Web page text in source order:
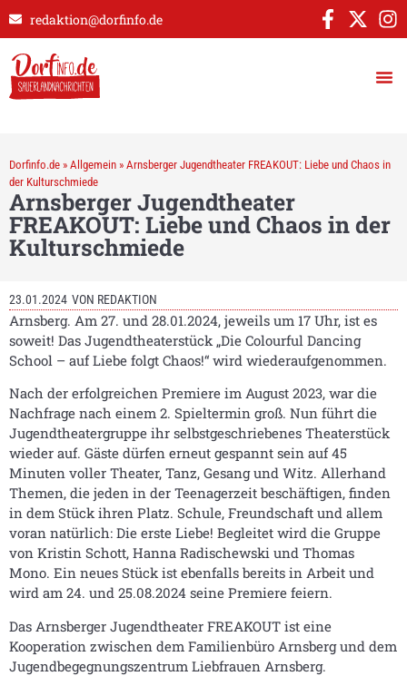
redaktion@dorfinfo.de
Dorfinfo.de » Allgemein » Arnsberger Jugendtheater FREAKOUT: Liebe und Chaos in
der Kulturschmiede
Arnsberger Jugendtheater
FREAKOUT: Liebe und Chaos in der
Kulturschmiede
23.01.2024 VON REDAKTION
Arnsberg. Am 27. und 28.01.2024, jeweils um 17 Uhr, ist es
soweit! Das Jugendtheaterstück „Die Colourful Dancing
School – auf Liebe folgt Chaos!“ wird wiederaufgenommen.
Nach der erfolgreichen Premiere im August 2023, war die
Nachfrage nach einem 2. Spieltermin groß. Nun führt die
Jugendtheatergruppe ihr selbstgeschriebenes Theaterstück
wieder auf. Gäste dürfen erneut gespannt sein auf 45
Minuten voller Theater, Tanz, Gesang und Witz. Allerhand
Themen, die jeden in der Teenagerzeit beschäftigen, finden
in dem Stück ihren Platz. Schule, Freundschaft und allem
voran natürlich: Die erste Liebe! Begleitet wird die Gruppe
von Kristin Schott, Hanna Radischewski und Thomas
Mono. Ein neues Stück ist ebenfalls bereits in Arbeit und
wird am 24. und 25.08.2024 seine Premiere feiern.
Das Arnsberger Jugendtheater FREAKOUT ist eine
Kooperation zwischen dem Familienbüro Arnsberg und dem
Jugendbegegnungszentrum Liebfrauen Arnsberg.